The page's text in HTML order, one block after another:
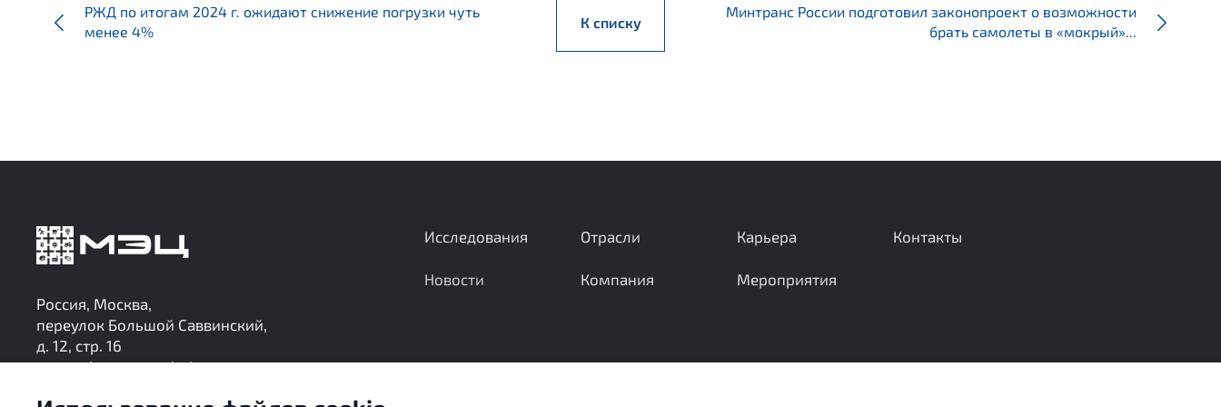
РЖД по итогам 2024 г. ожидают снижение погрузки чуть
менее 4%
К списку
Минтранс России подготовил законопроект о возможности
брать самолеты в «мокрый»...
Россия, Москва,
переулок Большой Саввинский,
д. 12, стр. 16
research@mec-analytics.ru
Исследования
Новости
Отрасли
Компания
Карьера
Мероприятия
Контакты